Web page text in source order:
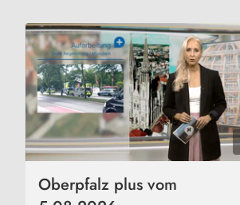
Oberpfalz plus vom